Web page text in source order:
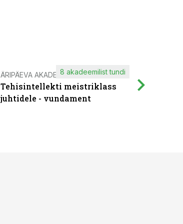
ÄRIPÄEVA AKADEEMIA
Tehisintellekti meistriklass
juhtidele - vundament
8 akadeemilist tundi